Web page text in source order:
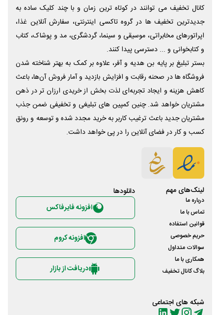
کانال تخفیف می توانند در کوتاه ترین زمان و با چند کلیک ساده به
جدیدترین تخفیف ها در گروه تاکسی اینترنتی، سفارش آنلاین غذا،
اپراتورهای مخابراتی، موسیقی و سینما، گردشگری، مد و پوشاک، کتاب
و کتابخوانی و ... دسترسی پیدا کنند.
بستر تبلیغ بر پایه بن هدیه و آفر، علاوه بر کمک به بهتر شناخته شدن
فروشگاه ها در صحنه رقابت و افزایش بازدید و آمار فروش آن‌ها، باعث
کاهش هزینه و ایجاد تجربه‌ای لذت بخش از خریدی ارزان تر در ذهن
مشتریان خواهد شد. چنین کمپین های تبلیغی و تخفیفی ضمن جذب
مشتریان جدید باعث ترغیب کاربر به خرید مجدد شده و توسعه و رونق
کسب و کار در فضای آنلاین را در پی خواهد داشت.
لینک‌های مهم
درباره ما
تماس با ما
قوانین استفاده
حریم خصوصی
سوالات متداول
همکاری با ما
بلاگ کانال تخفیف
شبکه های اجتماعی
دانلود‌ها
افزونه فایرفاکس
افزونه کروم
دریافت از بازار